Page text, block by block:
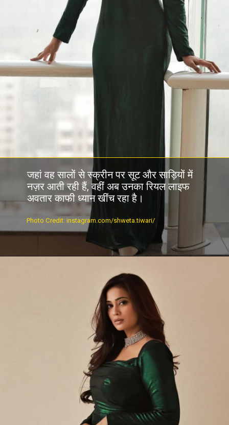
जहां वह सालों से स्क्रीन पर सूट और साड़ियों में
नज़र आती रही हैं, वहीं अब उनका रियल लाइफ
अवतार काफी ध्यान खींच रहा है।
Photo Credit: instagram.com/shweta.tiwari/